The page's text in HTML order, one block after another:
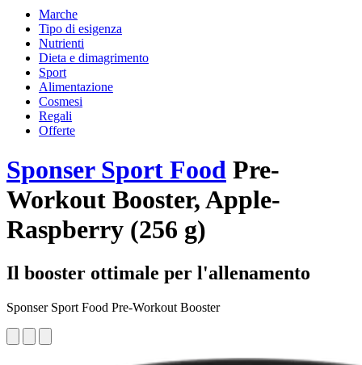
Marche
Tipo di esigenza
Nutrienti
Dieta e dimagrimento
Sport
Alimentazione
Cosmesi
Regali
Offerte
Sponser Sport Food Pre-
Workout Booster, Apple-
Raspberry (256 g)
Il booster ottimale per l'allenamento
Sponser Sport Food Pre-Workout Booster